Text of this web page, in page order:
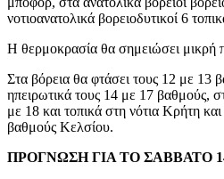
νοτιοανατολικά βορειοδυτικοί 6
Η θερμοκρασία θα σημειώσει μικρή
Στα βόρεια θα φτάσει τους 12 με 13
ηπειρωτικά τους 14 με 17 βαθμούς,
με 18 και τοπικά στη νότια Κρήτη
βαθμούς Κελσίου.
ΠΡΟΓΝΩΣΗ ΓΙΑ ΤΟ ΣΑΒΒΑΤΟ